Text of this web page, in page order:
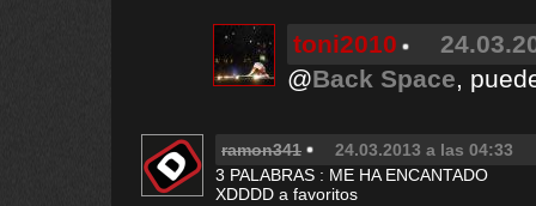
toni2010
@Back Space,
ramon341
24.03.2013 a las 04:33
3 PALABRAS : ME HA ENCANTADO
XDDDD a favoritos